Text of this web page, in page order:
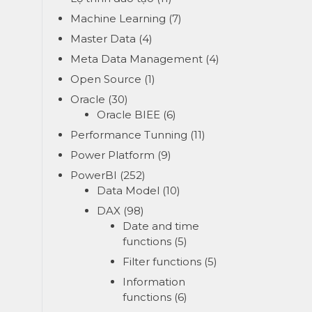
Machine Learning (7)
Master Data (4)
Meta Data Management (4)
Open Source (1)
Oracle (30)
Oracle BIEE(6)
Performance Tunning (11)
Power Platform (9)
PowerBI (252)
Data Model (10)
DAX(98)
Date and time
functions (5)
Filter functions (5)
Information
functions (6)